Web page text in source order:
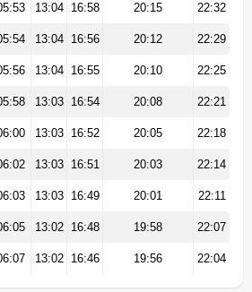
13:04 16:58 20:15 22:32
13:04 16:56 20:12 22:29
13:04 16:55 20:10 22:25
13:03 16:54 20:08 22:21
13:03 16:52 20:05 22:18
13:03 16:51 20:03 22:14
13:03 16:49 20:01 22:11
13:02 16:48 19:58 22:07
13:02 16:46 19:56 22:04